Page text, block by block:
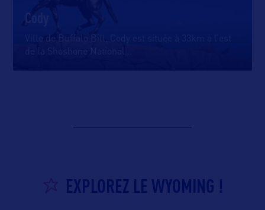
Cody
Ville de Buffalo Bill, Cody est située à 33km à l’est
de la Shoshone National
EXPLOREZ LE WYOMING !